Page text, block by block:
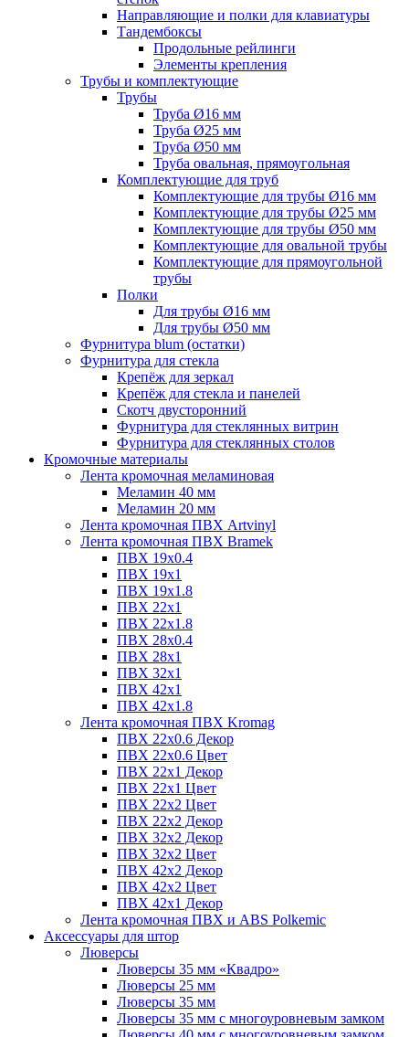
Направляющие и полки для клавиатуры
Тандембоксы
Продольные рейлинги
Элементы крепления
Трубы и комплектующие
Трубы
Труба Ø16 мм
Труба Ø25 мм
Труба Ø50 мм
Труба овальная, прямоугольная
Комплектующие для труб
Комплектующие для трубы Ø16 мм
Комплектующие для трубы Ø25 мм
Комплектующие для трубы Ø50 мм
Комплектующие для овальной трубы
Комплектующие для прямоугольной
трубы
Полки
Для трубы Ø16 мм
Для трубы Ø50 мм
Фурнитура blum (остатки)
Фурнитура для стекла
Крепёж для зеркал
Крепёж для стекла и панелей
Скотч двусторонний
Фурнитура для стеклянных витрин
Фурнитура для стеклянных столов
Кромочные материалы
Лента кромочная меламиновая
Меламин 40 мм
Меламин 20 мм
Лента кромочная ПВХ Artvinyl
Лента кромочная ПВХ Bramek
ПВХ 19x0.4
ПВХ 19х1
ПВХ 19х1.8
ПВХ 22х1
ПВХ 22х1.8
ПВХ 28х0.4
ПВХ 28х1
ПВХ 32x1
ПВХ 42х1
ПВХ 42х1.8
Лента кромочная ПВХ Kromag
ПВХ 22x0.6 Декор
ПВХ 22x0.6 Цвет
ПВХ 22x1 Декор
ПВХ 22x1 Цвет
ПВХ 22x2 Цвет
ПВХ 22x2 Декор
ПВХ 32x2 Декор
ПВХ 32x2 Цвет
ПВХ 42x2 Декор
ПВХ 42x2 Цвет
ПВХ 42x1 Декор
Лента кромочная ПВХ и ABS Polkemic
Аксессуары для штор
Люверсы
Люверсы 35 мм «Квадро»
Люверсы 25 мм
Люверсы 35 мм
Люверсы 35 мм с многоуровневым замком